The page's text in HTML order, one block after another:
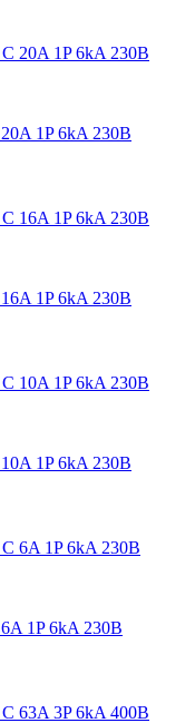
1P 6kA 230В
1P 6kA 230В
1P 6kA 230В
1P 6kA 230В